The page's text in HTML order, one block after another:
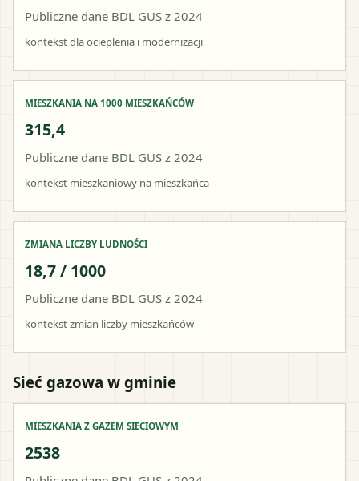
Publiczne dane BDL GUS z 2024
kontekst dla ocieplenia i modernizacji
MIESZKANIA NA 1000 MIESZKAŃCÓW
315,4
Publiczne dane BDL GUS z 2024
kontekst mieszkaniowy na mieszkańca
ZMIANA LICZBY LUDNOŚCI
18,7 / 1000
Publiczne dane BDL GUS z 2024
kontekst zmian liczby mieszkańców
Sieć gazowa w gminie
MIESZKANIA Z GAZEM SIECIOWYM
2538